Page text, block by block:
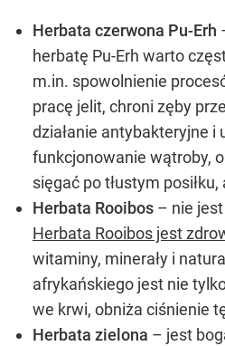
Herbata czerwona Pu-Erh
herbatę Pu-Erh warto
m.in. spowolnienie
pracę jelit, chroni zęby
działanie antybakteryjne i
funkcjonowanie wątroby,
sięgać po tłustym
Herbata Rooibos – nie
Herbata Rooibos jest
witaminy, minerały i
afrykańskiego jest nie
we krwi, obniża ciśnienie
Herbata zielona – jest